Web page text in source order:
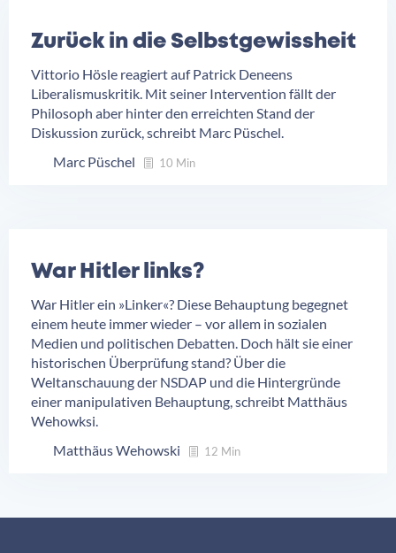
Zurück in die Selbstgewissheit
Vittorio Hösle reagiert auf Patrick Deneens
Liberalismuskritik. Mit seiner Intervention fällt der
Philosoph aber hinter den erreichten Stand der
Diskussion zurück, schreibt Marc Püschel.
Marc Püschel
10 Min
War Hitler links?
War Hitler ein »Linker«? Diese Behauptung begegnet
einem heute immer wieder – vor allem in sozialen
Medien und politischen Debatten. Doch hält sie einer
historischen Überprüfung stand? Über die
Weltanschauung der NSDAP und die Hintergründe
einer manipulativen Behauptung, schreibt Matthäus
Wehowksi.
Matthäus Wehowski
12 Min